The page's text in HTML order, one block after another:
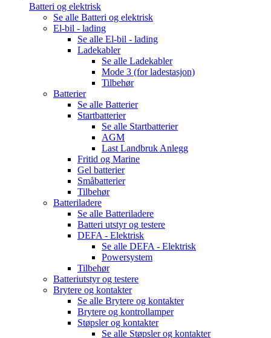
Batteri og elektrisk
Se alle Batteri og elektrisk
El-bil - lading
Se alle El-bil - lading
Ladekabler
Se alle Ladekabler
Mode 3 (for ladestasjon)
Tilbehør
Batterier
Se alle Batterier
Startbatterier
Se alle Startbatterier
AGM
Last Landbruk Anlegg
Fritid og Marine
Gel batterier
Småbatterier
Tilbehør
Batteriladere
Se alle Batteriladere
Batteri utstyr og testere
DEFA - Elektrisk
Se alle DEFA - Elektrisk
Powersystem
Tilbehør
Batteriutstyr og testere
Brytere og kontakter
Se alle Brytere og kontakter
Brytere og kontrollamper
Støpsler og kontakter
Se alle Støpsler og kontakter